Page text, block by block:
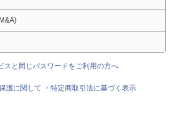
スと同じパスワードをご利用の方へ
護に関して
・特定商取引法に基づく表示